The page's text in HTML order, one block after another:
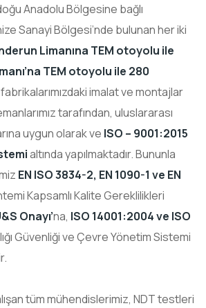
Anadolu Bölgesine bağlı
Sanayi Bölgesi’nde bulunan her iki
Limanına TEM otoyolu ile
TEM otoyolu ile 280
fabrikalarımızdaki imalat ve montajlar
tarafından, uluslararası
uygun olarak ve ISO – 9001:2015
altında yapılmaktadır. Bununla
EN ISO 3834-2, EN 1090-1 ve EN
Kapsamlı Kalite Gereklilikleri
Onayı’na, ISO 14001:2004 ve ISO
Güvenliği ve Çevre Yönetim Sistemi
tüm mühendislerimiz, NDT testleri